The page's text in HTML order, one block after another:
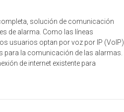
solución de comunicación
de alarma. Como las líneas
usuarios optan por voz por IP (VoIP)
para la comunicación de las alarmas.
de internet existente para